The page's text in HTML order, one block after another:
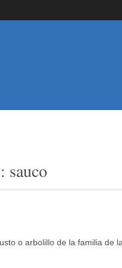
sauco
o arbolillo de la familia de